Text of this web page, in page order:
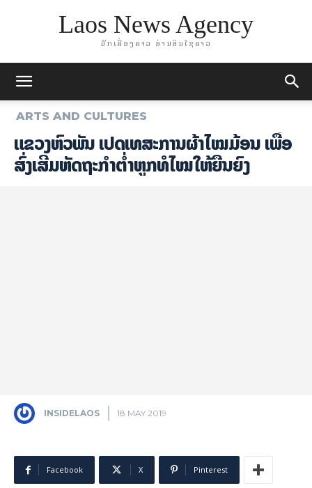
Laos News Agency
ມັກເລື່ອງລາວ ອ່ານອິນໄຊລາວ
ARTS AND CULTURES
ແຂວງຫົວພັນ ເປີດເທສະການຜ້າໄໝມ້ອນ ເພື່ອ
ສົ່ງເສີມຫັດຖະກຳຕ່ຳຫູກທໍໄໝໃຫ້ຍືນຍົງ
INSIDELAOS 18 MAY 2019
Facebook X Pinterest